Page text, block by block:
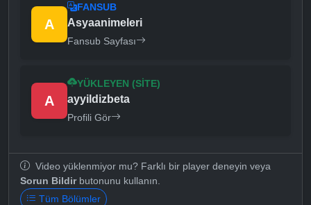
A
FANSUB
Asyaanimeleri
Fansub Sayfası
A
YÜKLEYEN (SITE)
ayyildizbeta
Profili Gör
Video yüklenmiyor mu? Farklı bir player deneyin veya
Sorun Bildirbutonunu kullanın.
Tüm Bölümler